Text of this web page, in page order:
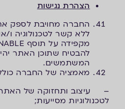
הצהרת נגישות
החברה מחויבת לספק
ללא קשר לטכנולוגיה ו/
להבטיח שתוכן האתר
המשתמשים.
מאמציה של החברה
– עיצוב ותחזוקה של
לטכנולוגיות מסייעות;